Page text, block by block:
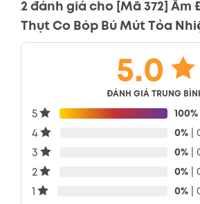
2 đánh giá cho [Mã 372] Âm
Thụt Co Bóp Bú Mút Tỏa
5.0
ĐÁNH GIÁ TRUNG
5 100%
4 0% |
3 0% |
2 0% |
1 0% |